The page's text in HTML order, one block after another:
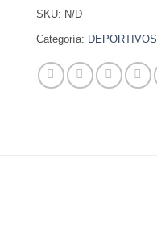
SKU: N/D
Categoría: DEPORTIVOS